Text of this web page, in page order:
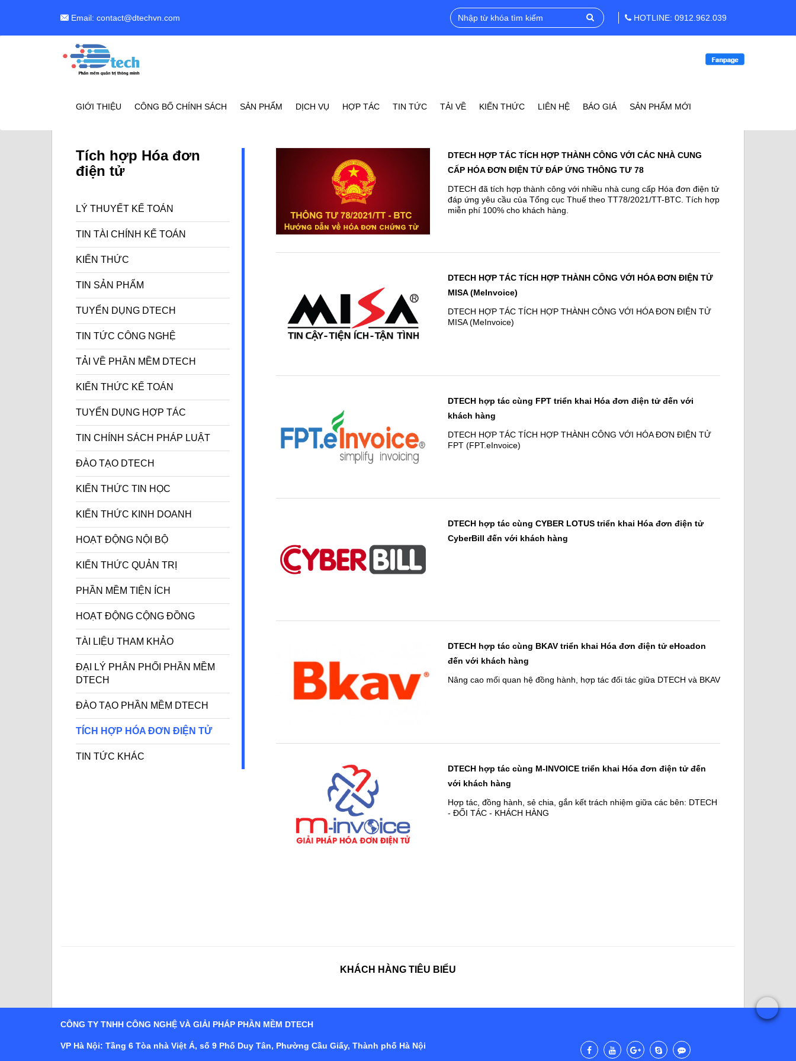
Email: contact@dtechvn.com HOTLINE: 0912.962.039
GIỚI THIỆU CÔNG BỐ CHÍNH SÁCH SẢN PHẨM DỊCH VỤ HỢP TÁC TIN TỨC TẢI VỀ KIẾN THỨC LIÊN HỆ BÁO GIÁ SẢN PHẨM MỚI
Tích hợp Hóa đơn
điện tử
LÝ THUYẾT KẾ TOÁN
TIN TÀI CHÍNH KẾ TOÁN
KIẾN THỨC
TIN SẢN PHẨM
TUYỂN DỤNG DTECH
TIN TỨC CÔNG NGHỆ
TẢI VỀ PHẦN MỀM DTECH
KIẾN THỨC KẾ TOÁN
TUYỂN DỤNG HỢP TÁC
TIN CHÍNH SÁCH PHÁP LUẬT
ĐÀO TẠO DTECH
KIẾN THỨC TIN HỌC
KIẾN THỨC KINH DOANH
HOẠT ĐỘNG NỘI BỘ
KIẾN THỨC QUẢN TRỊ
PHẦN MỀM TIỆN ÍCH
HOẠT ĐỘNG CỘNG ĐỒNG
TÀI LIỆU THAM KHẢO
ĐẠI LÝ PHÂN PHỐI PHẦN MỀM
DTECH
ĐÀO TẠO PHẦN MỀM DTECH
TÍCH HỢP HÓA ĐƠN ĐIỆN TỬ
TIN TỨC KHÁC
DTECH HỢP TÁC TÍCH HỢP THÀNH CÔNG VỚI CÁC NHÀ CUNG
CẤP HÓA ĐƠN ĐIỆN TỬ ĐÁP ỨNG THÔNG TƯ 78
DTECH đã tích hợp thành công với nhiều nhà cung cấp Hóa đơn điện tử
đáp ứng yêu cầu của Tổng cục Thuế theo TT78/2021/TT-BTC. Tích hợp
miễn phí 100% cho khách hàng.
DTECH HỢP TÁC TÍCH HỢP THÀNH CÔNG VỚI HÓA ĐƠN ĐIỆN TỬ
MISA (MeInvoice)
DTECH HỢP TÁC TÍCH HỢP THÀNH CÔNG VỚI HÓA ĐƠN ĐIỆN TỬ
MISA (MeInvoice)
DTECH hợp tác cùng FPT triển khai Hóa đơn điện tử đến với
khách hàng
DTECH HỢP TÁC TÍCH HỢP THÀNH CÔNG VỚI HÓA ĐƠN ĐIỆN TỬ
FPT (FPT.eInvoice)
DTECH hợp tác cùng CYBER LOTUS triển khai Hóa đơn điện tử
CyberBill đến với khách hàng
DTECH hợp tác cùng BKAV triển khai Hóa đơn điện tử eHoadon
đến với khách hàng
Nâng cao mối quan hệ đồng hành, hợp tác đối tác giữa DTECH và BKAV
DTECH hợp tác cùng M-INVOICE triển khai Hóa đơn điện tử đến
với khách hàng
Hợp tác, đồng hành, sẻ chia, gắn kết trách nhiệm giữa các bên: DTECH
- ĐỐI TÁC - KHÁCH HÀNG
KHÁCH HÀNG TIÊU BIỂU
CÔNG TY TNHH CÔNG NGHỆ VÀ GIẢI PHÁP PHẦN MỀM DTECH
VP Hà Nội: Tầng 6 Tòa nhà Việt Á, số 9 Phố Duy Tân, Phường Cầu Giấy, Thành phố Hà Nội